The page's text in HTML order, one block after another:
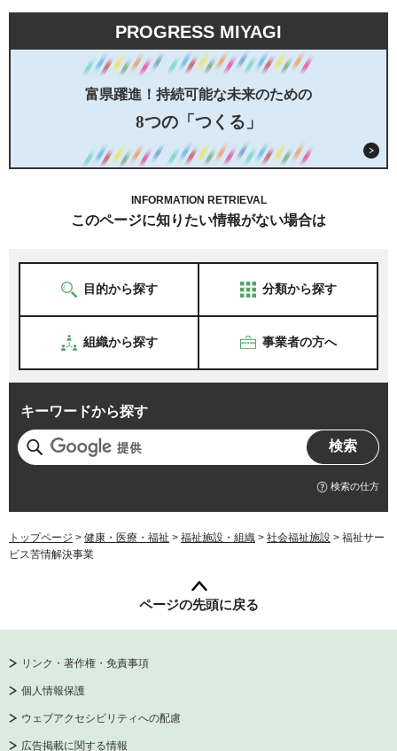
PROGRESS MIYAGI
富県躍進！持続可能な未来のための
8つの「つくる」
INFORMATION RETRIEVAL
このページに知りたい情報がない場合は
目的から探す 分類から探す
組織から探す 事業者の方へ
キーワードから探す
検索の仕方
トップページ > 健康・医療・福祉 > 福祉施設・組織 > 社会福祉施設 > 福祉サー
ビス苦情解決事業
ページの先頭に戻る
リンク・著作権・免責事項
個人情報保護
ウェブアクセシビリティへの配慮
広告掲載に関する情報